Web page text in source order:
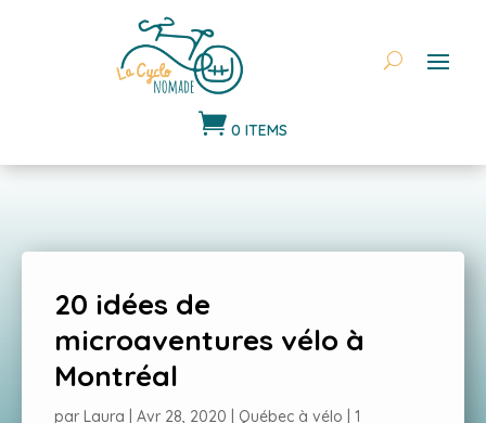
 0 ITEMS
20 idées de
microaventures vélo à
Montréal
par Laura Avr 28, 2020 Québec à vélo
1